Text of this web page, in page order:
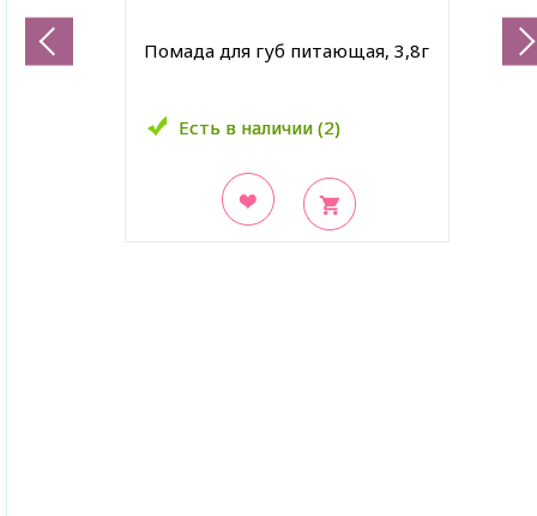
Помада для губ питающая, 3,8г
Есть в наличии (2)
Есть в наличии (2)